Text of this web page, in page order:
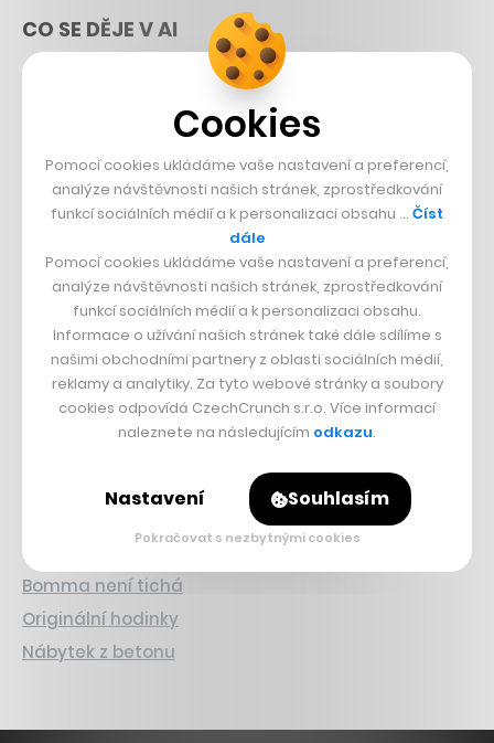
CO SE DĚJE V AI
Nečekaný směr AI závodu
INVESTICE
Strnad v Pirelli
Burzovní eldorádo
PŘÍBĚHY Z GASTRA
Boční projekt, co se zvrtnul
Dva golfisti, co pečou
Bomma není tichá
Originální hodinky
Nábytek z betonu
Cookies
Pomocí cookies ukládáme vaše nastavení a preferencí,
analýze návštěvnosti našich stránek, zprostředkování
funkcí sociálních médií a k personalizaci obsahu … Číst
dále
Pomocí cookies ukládáme vaše nastavení a preferencí,
analýze návštěvnosti našich stránek, zprostředkování
funkcí sociálních médií a k personalizaci obsahu.
Informace o užívání našich stránek také dále sdílíme s
našimi obchodními partnery z oblasti sociálních médií,
reklamy a analytiky. Za tyto webové stránky a soubory
cookies odpovídá CzechCrunch s.r.o. Více informací
naleznete na následujícím odkazu.
Nastavení Souhlasím
Pokračovat s nezbytnými cookies